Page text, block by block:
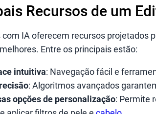
Recursos de um
com IA oferecem recursos projetados
Entre os principais estão:
intuitiva: Navegação fácil e
: Algoritmos avançados
opções de personalização: Permite